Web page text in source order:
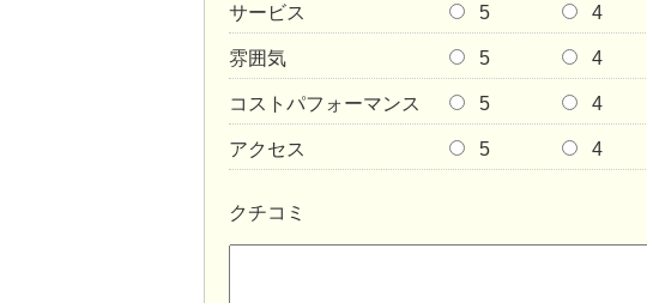
サービス 5 4
雰囲気 5 4
コストパフォーマンス 5 4
アクセス 5 4
クチコミ